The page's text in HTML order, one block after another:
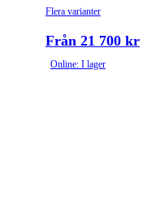
Flera varianter
Från 21 700 kr
Online: I lager